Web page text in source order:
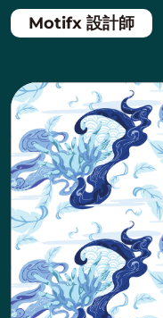
Motifx 設計師